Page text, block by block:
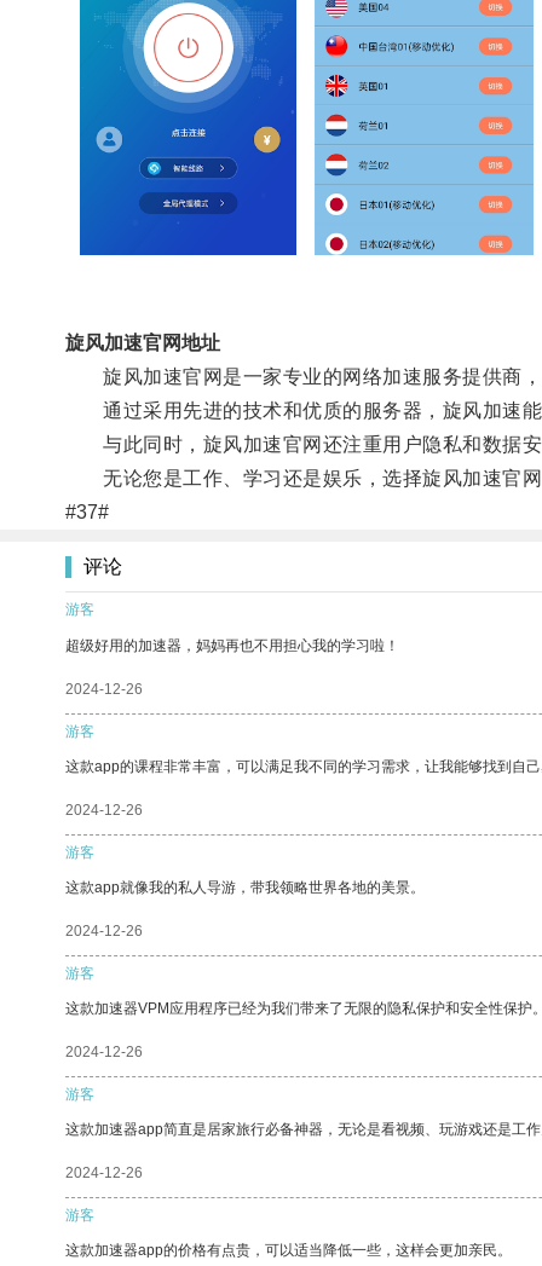
旋风加速官网地址
旋风加速官网是一家专业的网络加速服务提供商
通过采用先进的技术和优质的服务器，旋风加速能
与此同时，旋风加速官网还注重用户隐私和数据安
无论您是工作、学习还是娱乐，选择旋风加速官网
#37#
评论
游客
超级好用的加速器，妈妈再也不用担心我的学习啦！
2024-12-26
游客
这款app的课程非常丰富，可以满足我不同的学习需求，让我能够找到自
2024-12-26
游客
这款app就像我的私人导游，带我领略世界各地的美景。
2024-12-26
游客
这款加速器VPM应用程序已经为我们带来了无限的隐私保护和安全性保护
2024-12-26
游客
这款加速器app简直是居家旅行必备神器，无论是看视频、玩游戏还是工
2024-12-26
游客
这款加速器app的价格有点贵，可以适当降低一些，这样会更加亲民。